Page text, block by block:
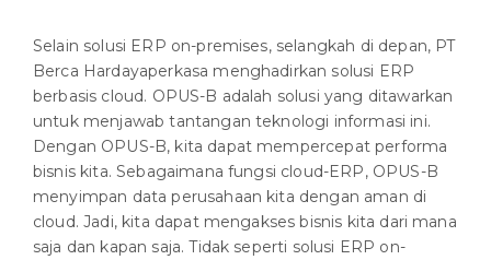
Selain solusi ERP on-premises, selangkah di depan, PT
Berca Hardayaperkasa menghadirkan solusi ERP
berbasis cloud. OPUS-B adalah solusi yang ditawarkan
untuk menjawab tantangan teknologi informasi ini.
Dengan OPUS-B, kita dapat mempercepat performa
bisnis kita. Sebagaimana fungsi cloud-ERP, OPUS-B
menyimpan data perusahaan kita dengan aman di
cloud. Jadi, kita dapat mengakses bisnis kita dari mana
saja dan kapan saja. Tidak seperti solusi ERP on-